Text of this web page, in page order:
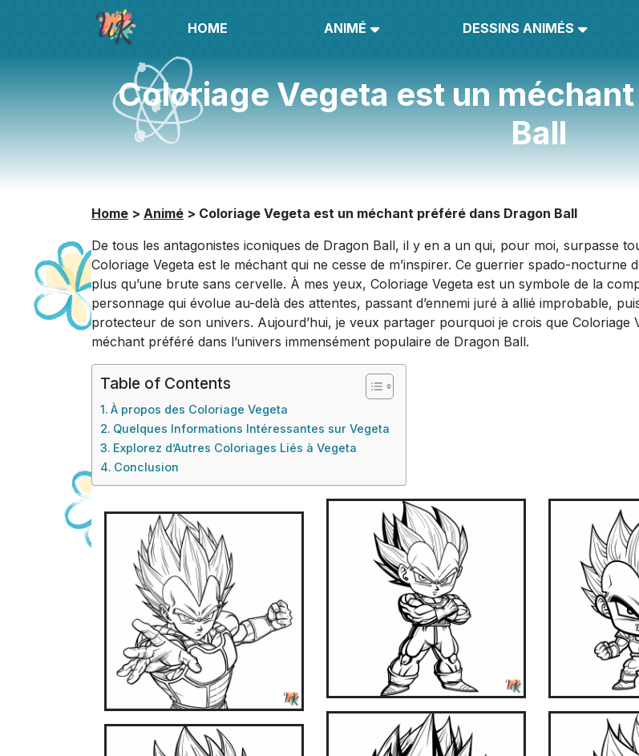
HOME ANIMÉ DESSINS ANIMÉS
Coloriage Vegeta est un
Ball
Home > Animé > Coloriage Vegeta est un méchant préféré dans Dragon Ball
De tous les antagonistes iconiques de Dragon Ball, il y en a un qui, pour moi, surpasse
Coloriage Vegeta est le méchant qui ne cesse de m’inspirer. Ce guerrier spado-nocturne
plus qu’une brute sans cervelle. À mes yeux, Coloriage Vegeta est un symbole de la
personnage qui évolue au-delà des attentes, passant d’ennemi juré à allié improbable,
protecteur de son univers. Aujourd’hui, je veux partager pourquoi je crois que Coloriage
méchant préféré dans l’univers immensément populaire de Dragon Ball.
Table of Contents
À propos des Coloriage Vegeta
Quelques Informations Intéressantes sur Vegeta
Explorez d’Autres Coloriages Liés à Vegeta
Conclusion